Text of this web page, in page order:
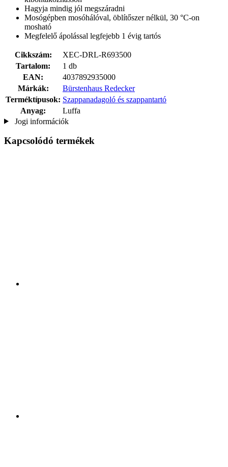
Hagyja mindig jól megszáradni
Mosógépben mosóhálóval, öblítőszer nélkül, 30 °C-on
mosható
Megfelelő ápolással legfejebb 1 évig tartós
Cikkszám:
XEC-DRL-R693500
Tartalom:
1 db
EAN:
4037892935000
Márkák:
Bürstenhaus Redecker
Terméktípusok: Szappanadagoló és szappantartó
Anyag:
Luffa
Jogi információk
Kapcsolódó termékek